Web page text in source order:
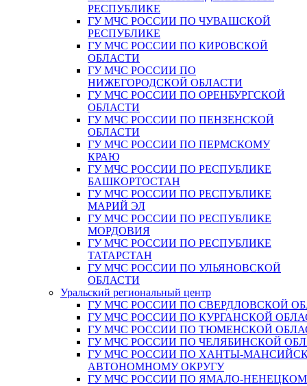
РЕСПУБЛИКЕ
ГУ МЧС РОССИИ ПО ЧУВАШСКОЙ
РЕСПУБЛИКЕ
ГУ МЧС РОССИИ ПО КИРОВСКОЙ
ОБЛАСТИ
ГУ МЧС РОССИИ ПО
НИЖЕГОРОДСКОЙ ОБЛАСТИ
ГУ МЧС РОССИИ ПО ОРЕНБУРГСКОЙ
ОБЛАСТИ
ГУ МЧС РОССИИ ПО ПЕНЗЕНСКОЙ
ОБЛАСТИ
ГУ МЧС РОССИИ ПО ПЕРМСКОМУ
КРАЮ
ГУ МЧС РОССИИ ПО РЕСПУБЛИКЕ
БАШКОРТОСТАН
ГУ МЧС РОССИИ ПО РЕСПУБЛИКЕ
МАРИЙ ЭЛ
ГУ МЧС РОССИИ ПО РЕСПУБЛИКЕ
МОРДОВИЯ
ГУ МЧС РОССИИ ПО РЕСПУБЛИКЕ
ТАТАРСТАН
ГУ МЧС РОССИИ ПО УЛЬЯНОВСКОЙ
ОБЛАСТИ
Уральский региональный центр
ГУ МЧС РОССИИ ПО СВЕРДЛОВСКОЙ
ГУ МЧС РОССИИ ПО КУРГАНСКОЙ
ГУ МЧС РОССИИ ПО ТЮМЕНСКОЙ
ГУ МЧС РОССИИ ПО ЧЕЛЯБИНСКОЙ
ГУ МЧС РОССИИ ПО ХАНТЫ-
АВТОНОМНОМУ ОКРУГУ
ГУ МЧС РОССИИ ПО ЯМАЛО-